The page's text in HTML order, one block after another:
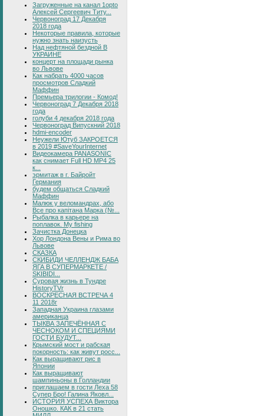
Загруженные на канал 1opto
Алексей Сергеевич Титу...
Червоноград 17 Декабря
2018 года
Некоторые правила, которые
нужно знать наизусть
Над нефтяной бездной В
УКРАИНЕ
концерт на площади рынка
во Львове
Как набрать 4000 часов
просмотров Сладкий
Маффин
Премьера трилогии - Комод!
Червоноград 7 Декабря 2018
года
голуби 4 декабря 2018 года
Червоноград Випускний 2018
hdmi-encoder
Неужели Ютуб ЗАКРОЕТСЯ
в 2019 #SaveYourInternet
Видеокамера PANASONIC
как снимает Full HD MP4 25
к...
эрмитаж в г. Байройт
Германия
будем общаться Сладкий
Маффин
Малюк у веломандрах, або
Все про капітана Марка (№...
Рыбалка в карьере на
поплавок. My fishing
Зачистка Донецка
Хор Лондона Вены и Рима во
Львове
СКАЗКА
СКИБИДИ ЧЕЛЛЕНДЖ БАБА
ЯГА В СУПЕРМАРКЕТЕ /
SKIBIDI...
Суровая жизнь в Тундре
HistoryTVr
ВОСКРЕСНАЯ ВСТРЕЧА 4
11 2018г
Западная Украина глазами
американца
ТЫКВА ЗАПЕЧЁННАЯ С
ЧЕСНОКОМ И СПЕЦИЯМИ
ГОСТИ БУДУТ...
Крымский мост и рабская
покорность: как живут росс...
Как выращивают рис в
Японии
Как выращивают
шампиньоны в Голландии
приглашаем в гости Леха 58
Супер Бро! Галина Яковл...
ИСТОРИЯ УСПЕХА Виктора
Оношко. КАК в 21 стать